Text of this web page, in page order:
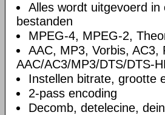
Alles wordt uitgevoerd
bestanden
MPEG-4, MPEG-2,
AAC, MP3, Vorbis, AC3,
AAC/AC3/MP3/DTS/DTS-
Instellen bitrate, grootte
2-pass encoding
Decomb, detelecine,